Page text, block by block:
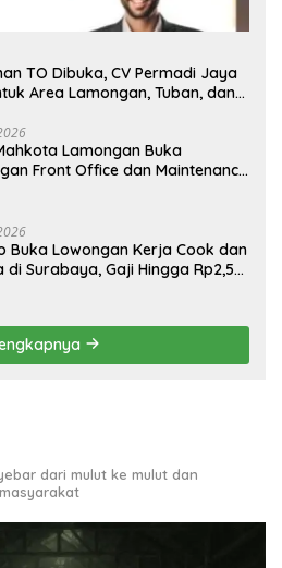
TO Dibuka, CV Permadi Jaya
Area Lamongan, Tuban, dan
Lamongan Buka
Front Office dan Maintenance
Buka Lowongan Kerja Cook dan
di Surabaya, Gaji Hingga Rp2,5
dari mulut ke mulut dan